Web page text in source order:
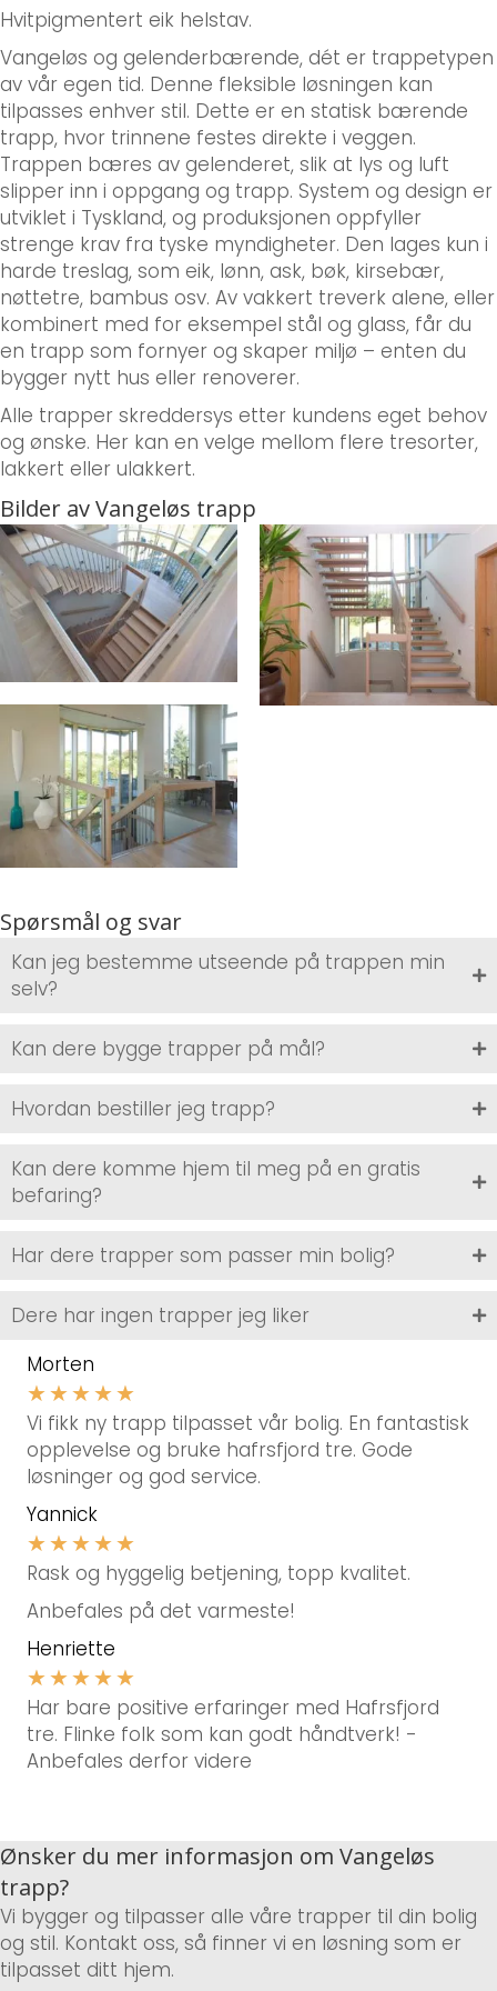
Hvitpigmentert eik helstav.
Vangeløs og gelenderbærende, dét er trappetypen
av vår egen tid. Denne fleksible løsningen kan
tilpasses enhver stil. Dette er en statisk bærende
trapp, hvor trinnene festes direkte i veggen.
Trappen bæres av gelenderet, slik at lys og luft
slipper inn i oppgang og trapp. System og design er
utviklet i Tyskland, og produksjonen oppfyller
strenge krav fra tyske myndigheter. Den lages kun i
harde treslag, som eik, lønn, ask, bøk, kirsebær,
nøttetre, bambus osv. Av vakkert treverk alene, eller
kombinert med for eksempel stål og glass, får du
en trapp som fornyer og skaper miljø – enten du
bygger nytt hus eller renoverer.
Alle trapper skreddersys etter kundens eget behov
og ønske. Her kan en velge mellom flere tresorter,
lakkert eller ulakkert.
Bilder av Vangeløs trapp
Spørsmål og svar
Kan jeg bestemme utseende på trappen min
selv?
Kan dere bygge trapper på mål?
Hvordan bestiller jeg trapp?
Kan dere komme hjem til meg på en gratis
befaring?
Har dere trapper som passer min bolig?
Dere har ingen trapper jeg liker
Morten
★★★★★
Vi fikk ny trapp tilpasset vår bolig. En fantastisk
opplevelse og bruke hafrsfjord tre. Gode
løsninger og god service.
Yannick
★★★★★
Rask og hyggelig betjening, topp kvalitet.
Anbefales på det varmeste!
Henriette
★★★★★
Har bare positive erfaringer med Hafrsfjord
tre. Flinke folk som kan godt håndtverk! -
Anbefales derfor videre
Ønsker du mer informasjon om Vangeløs
trapp?
Vi bygger og tilpasser alle våre trapper til din bolig
og stil. Kontakt oss, så finner vi en løsning som er
tilpasset ditt hjem.
Adresse*
Send